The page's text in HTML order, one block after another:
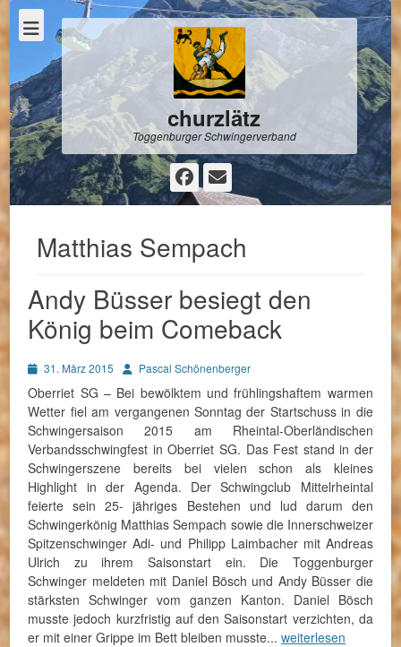
churzlätz
Toggenburger Schwingerverband
Facebook
E-
Mail
Matthias Sempach
Andy Büsser besiegt den
König beim Comeback
Posted31. März 2015 AutorPascal Schönenberger
Oberriet SG – Bei bewölktem und frühlingshaftem warmen
Wetter fiel am vergangenen Sonntag der Startschuss in die
Schwingersaison 2015 am Rheintal-Oberländischen
Verbandsschwingfest in Oberriet SG. Das Fest stand in der
Schwingerszene bereits bei vielen schon als kleines
Highlight in der Agenda. Der Schwingclub Mittelrheintal
feierte sein 25- jähriges Bestehen und lud darum den
Schwingerkönig Matthias Sempach sowie die Innerschweizer
Spitzenschwinger Adi- und Philipp Laimbacher mit Andreas
Ulrich zu ihrem Saisonstart ein. Die Toggenburger
Schwinger meldeten mit Daniel Bösch und Andy Büsser die
stärksten Schwinger vom ganzen Kanton. Daniel Bösch
musste jedoch kurzfristig auf den Saisonstart verzichten, da
er mit einer Grippe im Bett bleiben musste...weiterlesen